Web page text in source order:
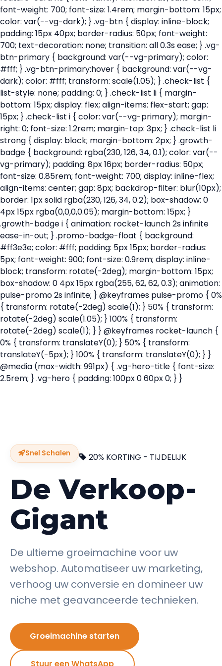
font-weight: 700; font-size: 1.4rem; margin-bottom: 15px;
color: var(--vg-dark); } .vg-btn { display: inline-block;
padding: 15px 40px; border-radius: 50px; font-weight:
700; text-decoration: none; transition: all 0.3s ease; } .vg-
btn-primary { background: var(--vg-primary); color:
#fff; } .vg-btn-primary:hover { background: var(--vg-
dark); color: #fff; transform: scale(1.05); } .check-list {
list-style: none; padding: 0; } .check-list li { margin-
bottom: 15px; display: flex; align-items: flex-start; gap:
15px; } .check-list i { color: var(--vg-primary); margin-
right: 0; font-size: 1.2rem; margin-top: 3px; } .check-list li
strong { display: block; margin-bottom: 2px; } .growth-
badge { background: rgba(230, 126, 34, 0.1); color: var(--
vg-primary); padding: 8px 16px; border-radius: 50px;
font-size: 0.85rem; font-weight: 700; display: inline-flex;
align-items: center; gap: 8px; backdrop-filter: blur(10px);
border: 1px solid rgba(230, 126, 34, 0.2); box-shadow: 0
4px 15px rgba(0,0,0,0.05); margin-bottom: 15px; }
.growth-badge i { animation: rocket-launch 2s infinite
ease-in-out; } .promo-badge-float { background:
#ff3e3e; color: #fff; padding: 5px 15px; border-radius:
5px; font-weight: 900; font-size: 0.9rem; display: inline-
block; transform: rotate(-2deg); margin-bottom: 15px;
box-shadow: 0 4px 15px rgba(255, 62, 62, 0.3); animation:
pulse-promo 2s infinite; } @keyframes pulse-promo { 0%
{ transform: rotate(-2deg) scale(1); } 50% { transform:
rotate(-2deg) scale(1.05); } 100% { transform:
rotate(-2deg) scale(1); } } @keyframes rocket-launch {
0% { transform: translateY(0); } 50% { transform:
translateY(-5px); } 100% { transform: translateY(0); } }
@media (max-width: 991px) { .vg-hero-title { font-size:
2.5rem; } .vg-hero { padding: 100px 0 60px 0; } }
Snel Schalen 20% KORTING - TIJDELIJK
De Verkoop-
Gigant
De ultieme groeimachine voor uw
webshop. Automatiseer uw marketing,
verhoog uw conversie en domineer uw
niche met geavanceerde technieken.
Groeimachine starten